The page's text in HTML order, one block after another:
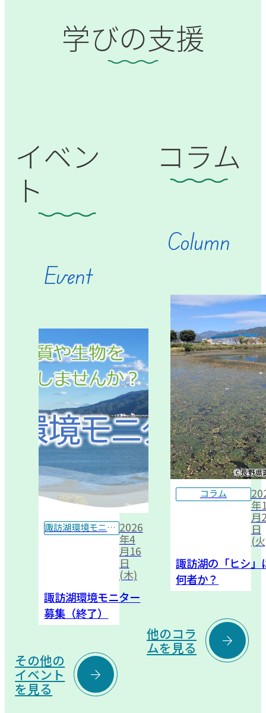
学びの支援
イベン
ト
Event
諏訪湖環境モニター 2026
年4
月16
日
(木)
諏訪湖環境モニター
募集（終了）
その他の
イベント
を見る

コラム
Column
コラム
年
月
日
(
諏訪湖の「ヒシ」
何者か？
他のコラ
ムを見る
